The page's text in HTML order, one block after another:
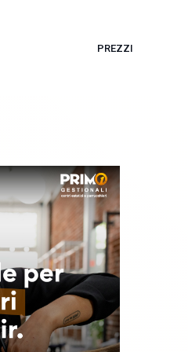
PREZZI